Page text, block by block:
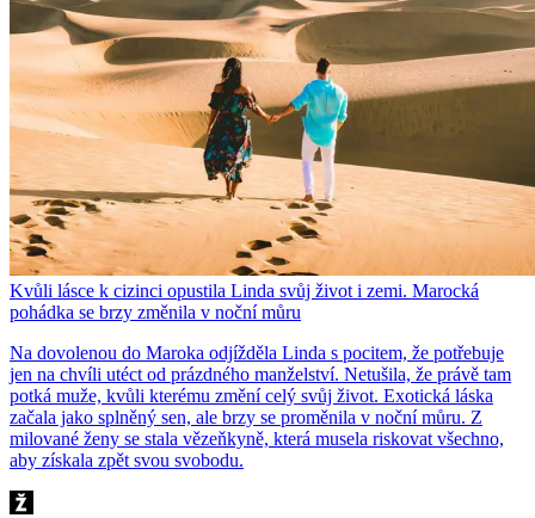
Kvůli lásce k cizinci opustila Linda svůj život i zemi. Marocká
pohádka se brzy změnila v noční můru
Na dovolenou do Maroka odjížděla Linda s pocitem, že potřebuje
jen na chvíli utéct od prázdného manželství. Netušila, že právě tam
potká muže, kvůli kterému změní celý svůj život. Exotická láska
začala jako splněný sen, ale brzy se proměnila v noční můru. Z
milované ženy se stala vězeňkyně, která musela riskovat všechno,
aby získala zpět svou svobodu.